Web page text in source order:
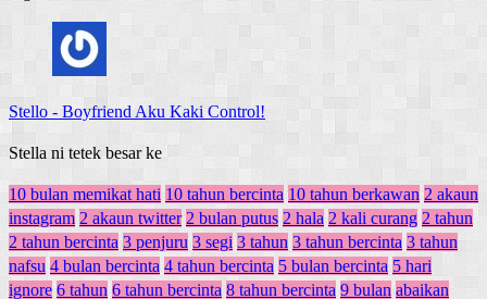
Stello - Boyfriend Aku Kaki Control!
Stella ni tetek besar ke
10 bulan memikat hati 10 tahun bercinta 10 tahun berkawan 2 akaun
instagram 2 akaun twitter 2 bulan putus 2 hala 2 kali curang 2 tahun
2 tahun bercinta 3 penjuru 3 segi 3 tahun 3 tahun bercinta 3 tahun
nafsu 4 bulan bercinta 4 tahun bercinta 5 bulan bercinta 5 hari
ignore 6 tahun 6 tahun bercinta 8 tahun bercinta 9 bulan abaikan